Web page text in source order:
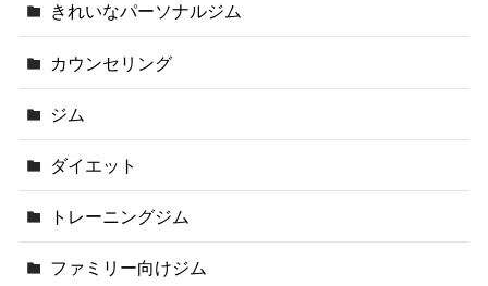
きれいなパーソナルジム
カウンセリング
ジム
ダイエット
トレーニングジム
ファミリー向けジム